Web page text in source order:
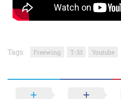
Tags: Freewing T-33 Youtube